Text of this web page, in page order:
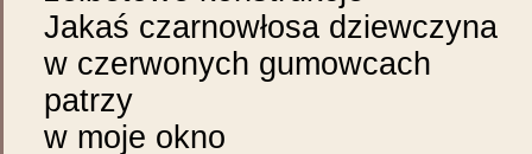
Jakaś czarnowłosa dziewczyna
w czerwonych gumowcach
patrzy
w moje okno